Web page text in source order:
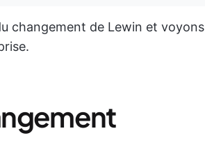
changement de Lewin et voyons